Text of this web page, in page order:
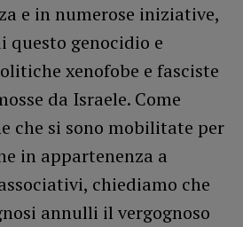
e in numerose iniziative,
questo genocidio e
xenofobe e fasciste
da Israele. Come
che si sono mobilitate per
in appartenenza a
chiediamo che
annulli il vergognoso